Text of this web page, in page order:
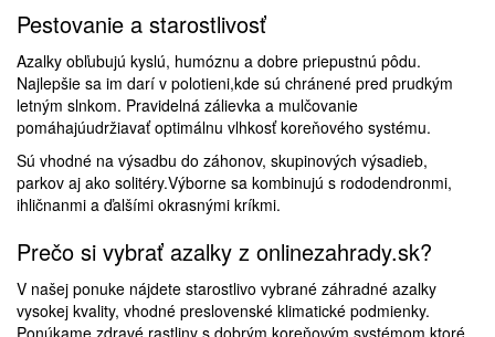
Pestovanie a starostlivosť
Azalky obľubujú kyslú, humóznu a dobre priepustnú pôdu.
Najlepšie sa im darí v polotieni,kde sú chránené pred prudkým
letným slnkom. Pravidelná zálievka a mulčovanie
pomáhajúudržiavať optimálnu vlhkosť koreňového systému.
Sú vhodné na výsadbu do záhonov, skupinových výsadieb,
parkov aj ako solitéry.Výborne sa kombinujú s rododendronmi,
ihličnanmi a ďalšími okrasnými kríkmi.
Prečo si vybrať azalky z onlinezahrady.sk?
V našej ponuke nájdete starostlivo vybrané záhradné azalky
vysokej kvality, vhodné preslovenské klimatické podmienky.
Ponúkame zdravé rastliny s dobrým koreňovým systémom,ktoré